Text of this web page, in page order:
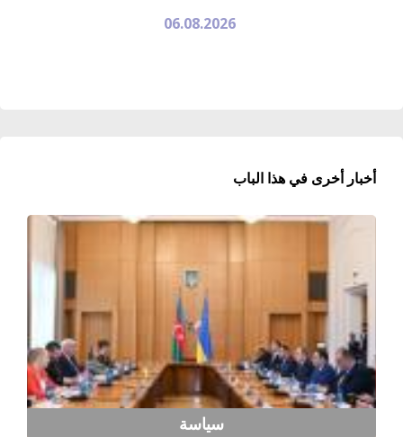
06.08.2026
أخبار أخرى في هذا الباب
سياسة